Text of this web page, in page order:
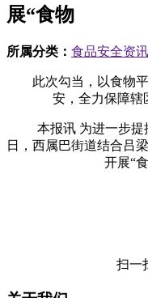
展“食物
所属分类： 食品安全资讯
此次勾当，以食物平
安，全力保障辖
本报讯 为进一步提
日，西属巴街道结合吕
开展“
扫一